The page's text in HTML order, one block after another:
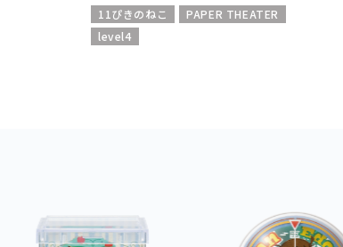
11ぴきのねこ
PAPER THEATER
level4